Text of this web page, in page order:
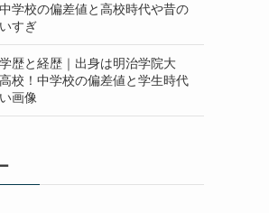
学校の偏差値と高校時代や昔の
すぎ
歴と経歴｜出身は明治学院大
校！中学校の偏差値と学生時代
画像